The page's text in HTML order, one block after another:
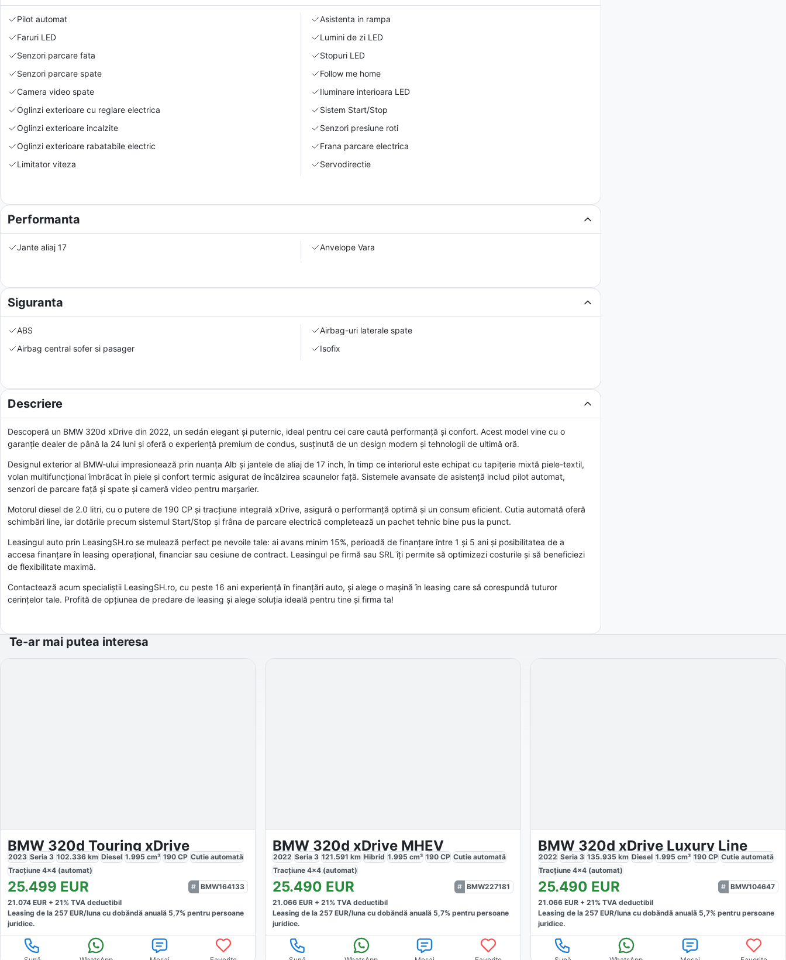
Pilot automat
Faruri LED
Senzori parcare fata
Senzori parcare spate
Camera video spate
Oglinzi exterioare cu reglare electrica
Oglinzi exterioare incalzite
Oglinzi exterioare rabatabile electric
Limitator viteza
Asistenta in rampa
Lumini de zi LED
Stopuri LED
Follow me home
Iluminare interioara LED
Sistem Start/Stop
Senzori presiune roti
Frana parcare electrica
Servodirectie
Performanta
Jante aliaj 17 Anvelope Vara
Siguranta
ABS
Airbag central sofer si pasager
Airbag-uri laterale spate
Isofix
Descriere
Descoperă un BMW 320d xDrive din 2022, un sedán elegant și puternic, ideal pentru cei care caută performanță și confort. Acest model vine cu o
garanție dealer de până la 24 luni și oferă o experiență premium de condus, susținută de un design modern și tehnologii de ultimă oră.
Designul exterior al BMW-ului impresionează prin nuanța Alb și jantele de aliaj de 17 inch, în timp ce interiorul este echipat cu tapițerie mixtă piele-textil,
volan multifuncțional îmbrăcat în piele și confort termic asigurat de încălzirea scaunelor față. Sistemele avansate de asistență includ pilot automat,
senzori de parcare față și spate și cameră video pentru marșarier.
Motorul diesel de 2.0 litri, cu o putere de 190 CP și tracțiune integrală xDrive, asigură o performanță optimă și un consum eficient. Cutia automată oferă
schimbări line, iar dotările precum sistemul Start/Stop și frâna de parcare electrică completează un pachet tehnic bine pus la punct.
Leasingul auto prin LeasingSH.ro se mulează perfect pe nevoile tale: ai avans minim 15%, perioadă de finanțare între 1 și 5 ani și posibilitatea de a
accesa finanțare în leasing operațional, financiar sau cesiune de contract. Leasingul pe firmă sau SRL îți permite să optimizezi costurile și să beneficiezi
de flexibilitate maximă.
Contactează acum specialiștii LeasingSH.ro, cu peste 16 ani experiență în finanțări auto, și alege o mașină în leasing care să corespundă tuturor
cerințelor tale. Profită de opțiunea de predare de leasing și alege soluția ideală pentru tine și firma ta!
Te-ar mai putea interesa
BMW 320d Touring xDrive
2023 Seria 3 102.336 km Diesel 1.995 cm³ 190 CP Cutie automată
Tracțiune 4x4 (automat)
25.499 EUR
BMW164133
21.074 EUR + 21% TVA deductibil
Leasing de la 257 EUR/luna cu dobăndă anuală 5,7% pentru persoane
juridice.
BMW 320d xDrive MHEV
2022 Seria 3 121.591 km Hibrid 1.995 cm³ 190 CP Cutieautomată
Tracțiune4x4 (automat)
25.490 EUR
BMW227181
21.066 EUR +21% TVA deductibil
Leasing de la257 EUR/luna cu dobăndă anuală 5,7% pentru persoane
juridice.
BMW 320d xDrive Luxury Line
2022 Seria 3 135.935 km Diesel 1.995 cm³ 190CP Cutie automată
Tracțiune 4x4 (automat)
25.490 EUR
BMW104647
21.066EUR + 21% TVA deductibil
Leasing de la 257EUR/lunacu dobăndă anuală 5,7% pentru persoane
juridice.